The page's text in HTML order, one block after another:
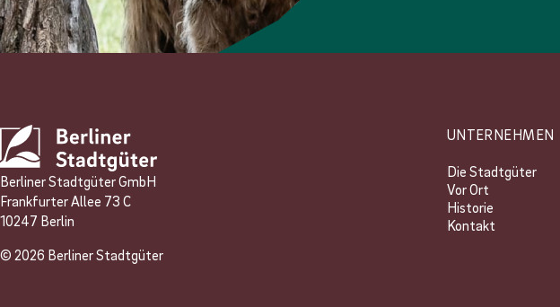
Berliner Stadtgüter GmbH
Frankfurter Allee 73 C
10247 Berlin
© 2026 Berliner Stadtgüter
UNTERNEHMEN
Die Stadtgüter
Vor Ort
Historie
Kontakt